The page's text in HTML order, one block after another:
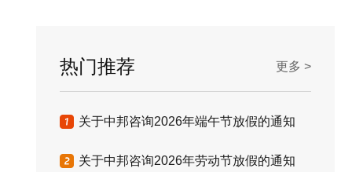
热门推荐 更多 >
关于中邦咨询2026年端午节放假的通知
关于中邦咨询2026年劳动节放假的通知